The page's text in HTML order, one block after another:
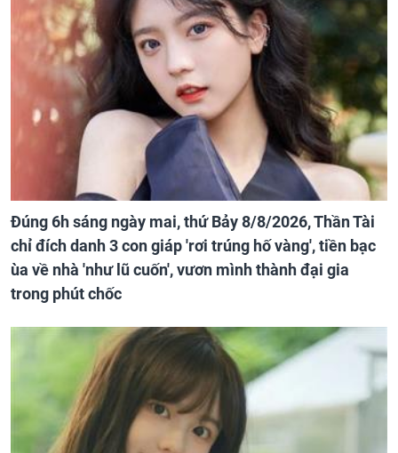
Đúng 6h sáng ngày mai, thứ Bảy 8/8/2026, Thần Tài
chỉ đích danh 3 con giáp 'rơi trúng hố vàng', tiền bạc
ùa về nhà 'như lũ cuốn', vươn mình thành đại gia
trong phút chốc